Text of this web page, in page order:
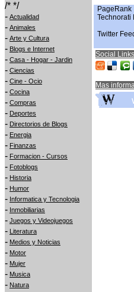
/* */
- Actualidad
- Animales
- Arte y Cultura
- Blogs e Internet
- Casa - Hogar - Jardin
- Ciencias
- Cine - Ocio
- Cocina
- Compras
- Deportes
- Directorios de Blogs
- Energia
- Finanzas
- Formacion - Cursos
- Fotoblogs
- Historia
- Humor
- Informatica y Tecnologia
- Inmobiliarias
- Juegos y Videojuegos
- Literatura
- Medios y Noticias
- Motor
- Mujer
- Musica
- Natura
PageRank
Technorati
Twitter
Social
Mas